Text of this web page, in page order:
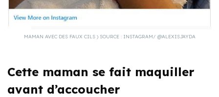
MAMAN AVEC DES FAUX CILS ) SOURCE : INSTAGRAM/ @ALEXISJAYDA
Cette maman se fait maquiller
avant d’accoucher